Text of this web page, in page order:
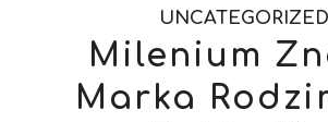
UNCATEGORIZED
Milenium
Marka